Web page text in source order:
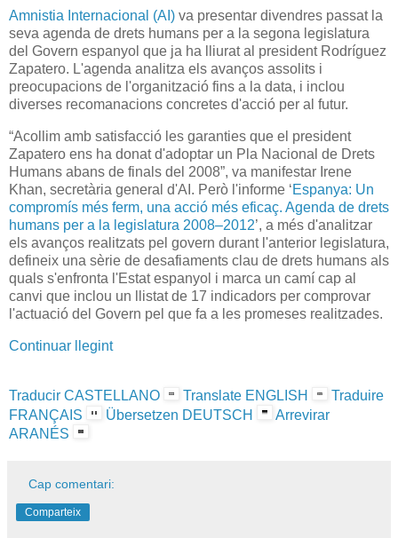
Amnistia Internacional (AI) va presentar divendres passat la
seva agenda de drets humans per a la segona legislatura
del Govern espanyol que ja ha lliurat al president Rodríguez
Zapatero. L'agenda analitza els avanços assolits i
preocupacions de l'organització fins a la data, i inclou
diverses recomanacions concretes d'acció per al futur.
“Acollim amb satisfacció les garanties que el president
Zapatero ens ha donat d'adoptar un Pla Nacional de Drets
Humans abans de finals del 2008”, va manifestar Irene
Khan, secretària general d'AI. Però l'informe ‘Espanya: Un
compromís més ferm, una acció més eficaç. Agenda de drets
humans per a la legislatura 2008–2012’, a més d'analitzar
els avanços realitzats pel govern durant l'anterior legislatura,
defineix una sèrie de desafiaments clau de drets humans als
quals s'enfronta l'Estat espanyol i marca un camí cap al
canvi que inclou un llistat de 17 indicadors per comprovar
l'actuació del Govern pel que fa a les promeses realitzades.
Continuar llegint
Traducir CASTELLANO Translate ENGLISH
Traduire
FRANÇAIS
Übersetzen DEUTSCH
Arrevirar
ARANÉS
Cap comentari:
Comparteix